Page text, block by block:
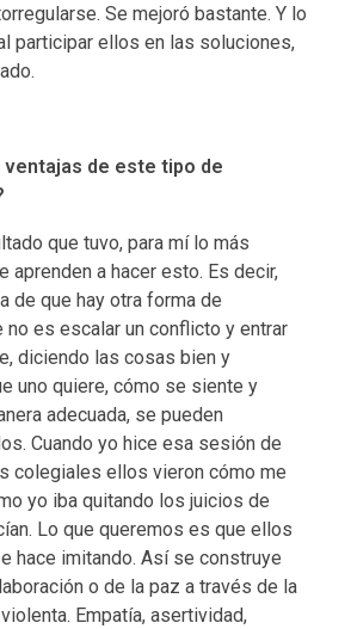
Se mejoró bastante. Y lo
participar ellos en las soluciones,
ventajas de este tipo de
que tuvo, para mí lo más
aprenden a hacer esto. Es decir,
de que hay otra forma de
no es escalar un conflicto y entrar
diciendo las cosas bien y
uno quiere, cómo se siente y
adecuada, se pueden
Cuando yo hice esa sesión de
colegiales ellos vieron cómo me
yo iba quitando los juicios de
Lo que queremos es que ellos
hace imitando. Así se construye
o de la paz a través de la
Empatía, asertividad,